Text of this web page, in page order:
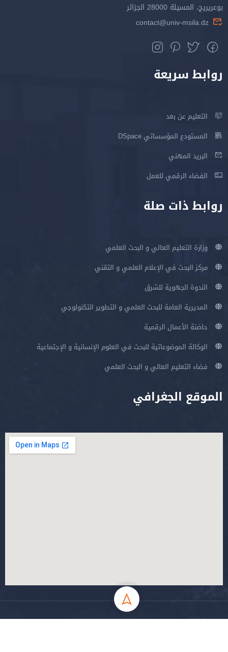
بوعريريج، المسيلة 28000 الجزائر
contact@univ-msila.dz
روابط سريعة
التعليم عن بعد
المستودع المؤسساتي DSpace
البريد المهني
الفضاء الرقمي للعمل
روابط ذات صلة
وزارة التعليم العالي و البحث العلمي
مركز البحث في الإعلام العلمي و التقني
الندوة الجهوية للشرق
المديرية العامة للبحث العلمي و التطوير التكنولوجي
حاضنة الأعمال الرقمية
الوكالة الموضوعاتية للبحث في العلوم الإنسانية و الإجتماعية
فضاء التعليم العالي و البحث العلمي
الموقع الجغرافي
جميع الحقوق محفوظة جامعة المسيلة - 2024